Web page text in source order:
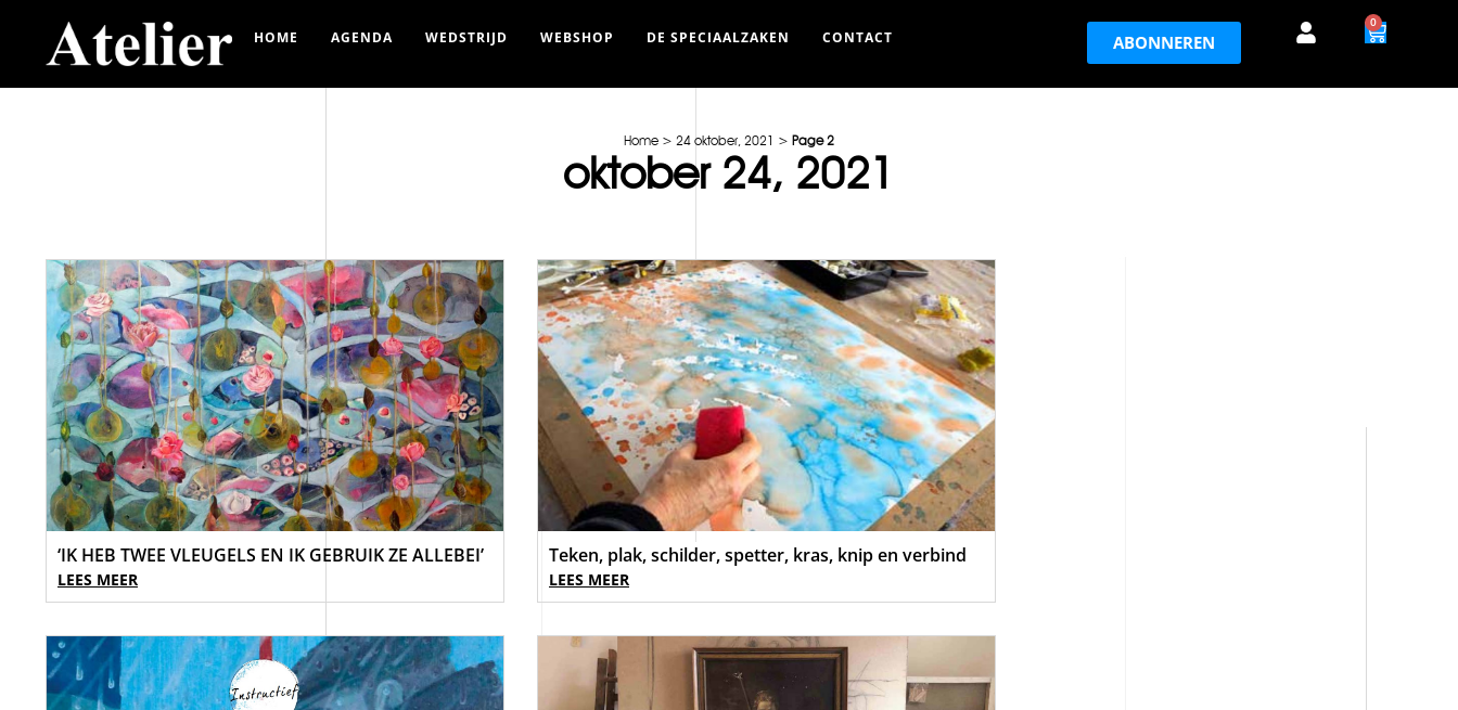
HOME AGENDA WEDSTRIJD WEBSHOP DE SPECIAALZAKEN CONTACT ABONNEREN
0
Home > 24 oktober, 2021 > Page 2
oktober 24, 2021
‘IK HEB TWEE VLEUGELS EN IK GEBRUIK ZE ALLEBEI’
LEES MEER
Teken, plak, schilder, spetter, kras, knip en verbind
LEES MEER